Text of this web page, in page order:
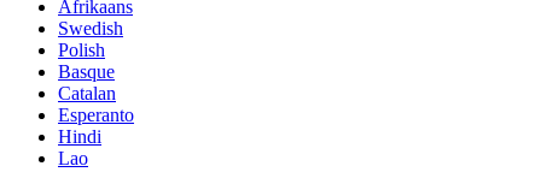
Afrikaans
Swedish
Polish
Basque
Catalan
Esperanto
Hindi
Lao